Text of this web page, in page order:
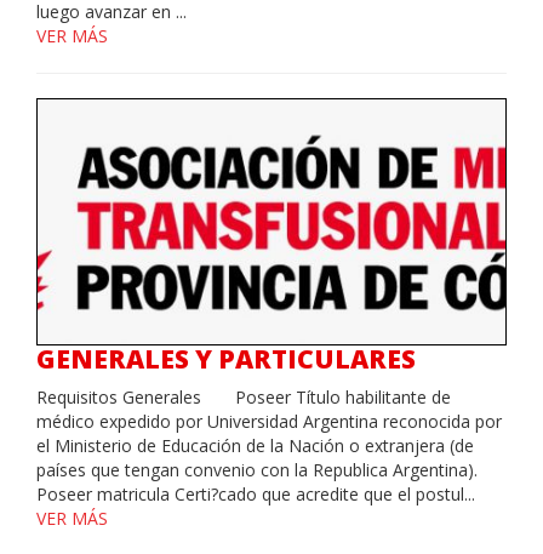
luego avanzar en ...
VER MÁS
GENERALES Y PARTICULARES
Requisitos Generales Poseer Título habilitante de
médico expedido por Universidad Argentina reconocida por
el Ministerio de Educación de la Nación o extranjera (de
países que tengan convenio con la Republica Argentina).
Poseer matricula Certi?cado que acredite que el postul...
VER MÁS